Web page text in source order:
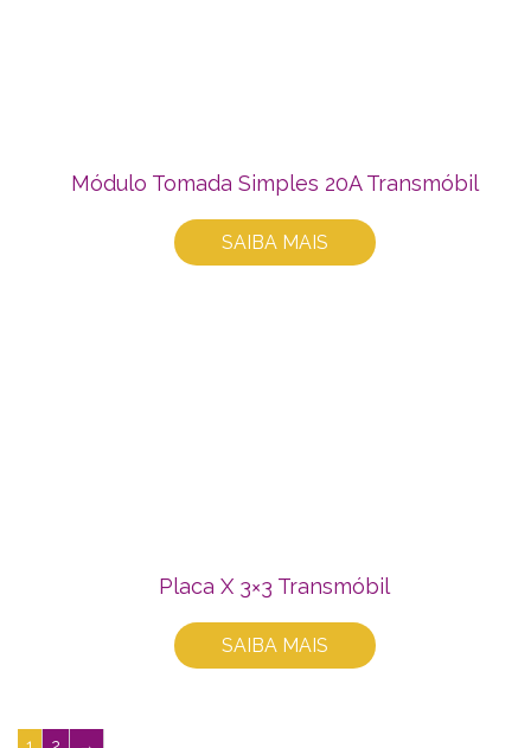
Módulo Tomada Simples 20A Transmóbil
SAIBA MAIS
Placa X 3×3 Transmóbil
SAIBA MAIS